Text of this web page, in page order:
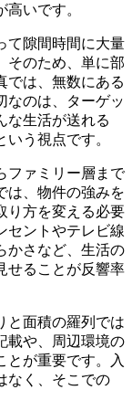
いです。
て隙間時間に大量
そのため、単に部
では、無数にある
なのは、ターゲッ
な生活が送れる
う視点です。
ファミリー層まで
は、物件の強みを
り方を変える必要
セントやテレビ線
かさなど、生活の
せることが反響率
と面積の羅列では
載や、周辺環境の
とが重要です。入
なく、そこでの